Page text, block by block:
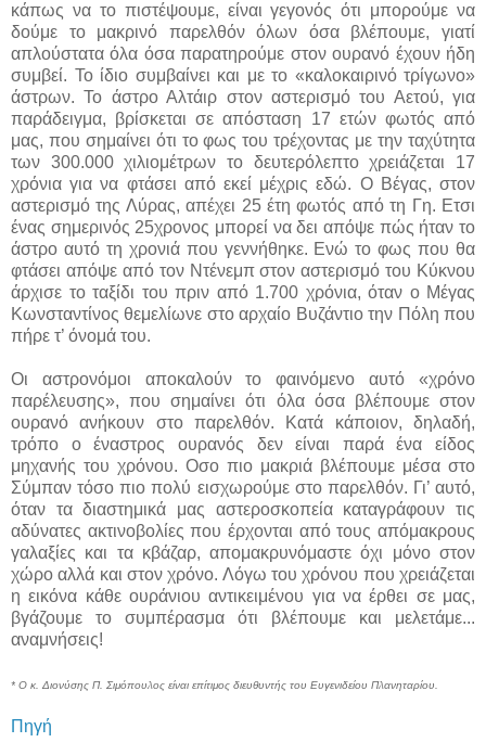
κάπως να το πιστέψουμε, είναι γεγονός ότι μπορούμε να
δούμε το μακρινό παρελθόν όλων όσα βλέπουμε, γιατί
απλούστατα όλα όσα παρατηρούμε στον ουρανό έχουν ήδη
συμβεί. Το ίδιο συμβαίνει και με το «καλοκαιρινό τρίγωνο»
άστρων. Το άστρο Αλτάιρ στον αστερισμό του Αετού, για
παράδειγμα, βρίσκεται σε απόσταση 17 ετών φωτός από
μας, που σημαίνει ότι το φως του τρέχοντας με την ταχύτητα
των 300.000 χιλιομέτρων το δευτερόλεπτο χρειάζεται 17
χρόνια για να φτάσει από εκεί μέχρις εδώ. Ο Βέγας, στον
αστερισμό της Λύρας, απέχει 25 έτη φωτός από τη Γη. Ετσι
ένας σημερινός 25χρονος μπορεί να δει απόψε πώς ήταν το
άστρο αυτό τη χρονιά που γεννήθηκε. Ενώ το φως που θα
φτάσει απόψε από τον Ντένεμπ στον αστερισμό του Κύκνου
άρχισε το ταξίδι του πριν από 1.700 χρόνια, όταν ο Μέγας
Κωνσταντίνος θεμελίωνε στο αρχαίο Βυζάντιο την Πόλη που
πήρε τ’ όνομά του.
Οι αστρονόμοι αποκαλούν το φαινόμενο αυτό «χρόνο
παρέλευσης», που σημαίνει ότι όλα όσα βλέπουμε στον
ουρανό ανήκουν στο παρελθόν. Κατά κάποιον, δηλαδή,
τρόπο ο έναστρος ουρανός δεν είναι παρά ένα είδος
μηχανής του χρόνου. Οσο πιο μακριά βλέπουμε μέσα στο
Σύμπαν τόσο πιο πολύ εισχωρούμε στο παρελθόν. Γι’ αυτό,
όταν τα διαστημικά μας αστεροσκοπεία καταγράφουν τις
αδύνατες ακτινοβολίες που έρχονται από τους απόμακρους
γαλαξίες και τα κβάζαρ, απομακρυνόμαστε όχι μόνο στον
χώρο αλλά και στον χρόνο. Λόγω του χρόνου που χρειάζεται
η εικόνα κάθε ουράνιου αντικειμένου για να έρθει σε μας,
βγάζουμε το συμπέρασμα ότι βλέπουμε και μελετάμε...
αναμνήσεις!
* Ο κ. Διονύσης Π. Σιμόπουλος είναι επίτιμος διευθυντής του Ευγενιδείου Πλανηταρίου.
Πηγή